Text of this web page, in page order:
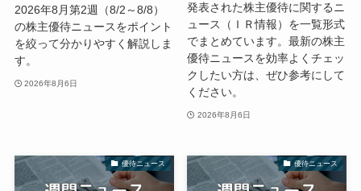
2026年8月第2週（8/2～8/8）
の株主優待ニュースをポイント
を絞って分かりやすく解説しま
す。
2026年8月6日
発表された株主優待に関するニ
ュース（ＩＲ情報）を一覧形式
でまとめています。最新の株主
優待ニュースを効率よくチェッ
クしたい方は、ぜひ参考にして
ください。
2026年8月6日
優待ニュース 優待ニュース